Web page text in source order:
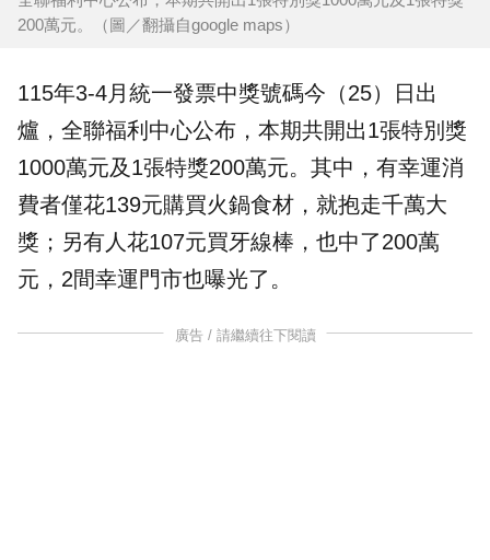
200萬元。（圖／翻攝自google maps）
115年3-4月統一發票中獎號碼今（25）日出
爐， 全聯福利中心公布，本期共開出1張特別獎
1000萬元及1張特獎200萬元。其中，有幸運消
費者僅花139元購買火鍋食材，就抱走千萬大
獎；另有人花107元買牙線棒，也中了200萬
元，2間幸運門市也曝光了。
廣告 / 請繼續往下閱讀